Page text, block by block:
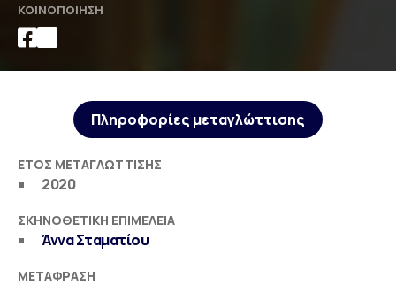
ΚΟΙΝΟΠΟΊΗΣΗ
Πληροφορίες μεταγλώττισης
ΈΤΟΣ ΜΕΤΑΓΛΏΤΤΙΣΗΣ
2020
ΣΚΗΝΟΘΕΤΙΚΉ ΕΠΙΜΈΛΕΙΑ
Άννα Σταματίου
ΜΕΤΆΦΡΑΣΗ